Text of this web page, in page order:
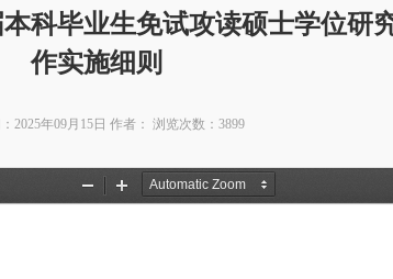
科毕业生免试攻读硕士学位研
作实施细则
2025年09月15日 作者： 浏览次数： 3899